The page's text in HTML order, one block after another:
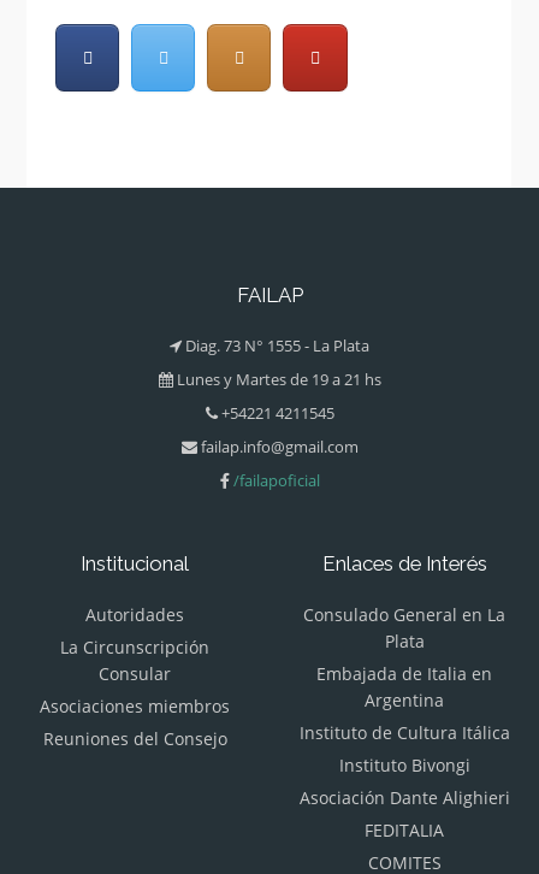
FAILAP
Diag. 73 N° 1555 - La Plata
Lunes y Martes de 19 a 21 hs
+54221 4211545
failap.info@gmail.com
/failapoficial
Institucional
Autoridades
La Circunscripción
Consular
Asociaciones miembros
Reuniones del Consejo
Enlaces de Interés
Consulado General en La
Plata
Embajada de Italia en
Argentina
Instituto de Cultura Itálica
Instituto Bivongi
Asociación Dante Alighieri
FEDITALIA
COMITES